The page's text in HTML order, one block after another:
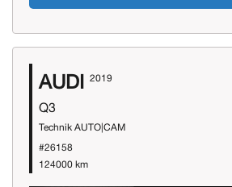
AUDI 2019
Q3
Technik AUTO|CAM
#26158
124000 km